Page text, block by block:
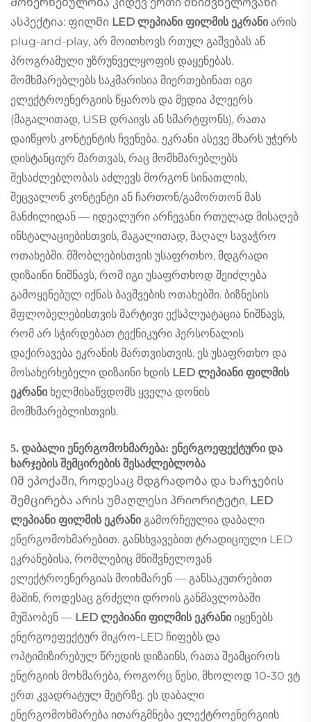
ასპექტია: ფილმი LED ლეპიანი ფილმის ეკრანი არის
plug-and-play, არ მოითხოვს რთულ გაშვებას ან
პროგრამული უზრუნველყოფის დაყენებას.
მომხმარებლებს საკმარისია მიერთებინათ იგი
ელექტროენერგიის წყაროს და მედია პლეერს
(მაგალითად, USB დრაივს ან სმარტფონს), რათა
დაიწყოს კონტენტის ჩვენება. ეკრანი ასევე მხარს უჭერს
დისტანციურ მართვას, რაც მომხმარებლებს
შესაძლებლობას აძლევს მორგონ სინათლის,
შეცვალონ კონტენტი ან ჩართონ/გამორთონ მას
მანძილიდან — იდეალური არჩევანი რთულად მისაღებ
ინსტალაციებისთვის, მაგალითად, მაღალ სავაჭრო
ოთახებში. მშობლებისთვის უსაფრთხო, მდგრადი
დიზაინი ნიშნავს, რომ იგი უსაფრთხოდ შეიძლება
გამოყენებულ იქნას ბავშვების ოთახებში. ბიზნესის
მფლობელებისთვის მარტივი ექსპლუატაცია ნიშნავს,
რომ არ სჭირდებათ ტექნიკური პერსონალის
დაქირავება ეკრანის მართვისთვის. ეს უსაფრთხო და
მოსახერხებელი დიზაინი ხდის LED ლეპიანი ფილმის
ეკრანი ხელმისაწვდომს ყველა დონის
მომხმარებლისთვის.
5. დაბალი ენერგომოხმარება: ენერგოეფექტური და
ხარჯების შემცირების შესაძლებლობა
Იმ ეპოქაში, როდესაც მდგრადობა და ხარჯების
შემცირება არის უმაღლესი პრიორიტეტი, LED
ლეპიანი ფილმის ეკრანი გამორჩეულია დაბალი
ენერგომოხმარებით. განსხვავებით ტრადიციული LED
ეკრანებისა, რომლებიც მნიშვნელოვან
ელექტროენერგიას მოიხმარენ — განსაკუთრებით
მაშინ, როდესაც გრძელი დროის განმავლობაში
მუშაობენ — LED ლეპიანი ფილმის ეკრანი იყენებს
ენერგოეფექტურ მიკრო-LED ჩიფებს და
ოპტიმიზირებულ წრედის დიზაინს, რათა შეამციროს
ენერგიის მოხმარება, როგორც წესი, მხოლოდ 10-30 ვტ
ერთ კვადრატულ მეტრზე. ეს დაბალი
ენერგომოხმარება ითარგმნება ელექტროენერგიის